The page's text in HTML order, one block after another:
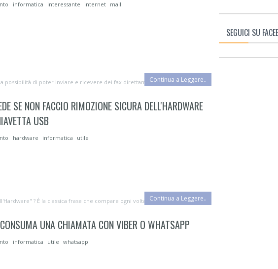
informatica interessante internet mail
possibilità di poter inviare e ricevere dei fax direttamente online , a...
Continua a Leggere..
SE NON FACCIO RIMOZIONE SICURA DELL'HARDWARE
USB
hardware informatica utile
? È la classica frase che compare ogni volta che atta...Continua a Leggere..
UNA CHIAMATA CON VIBER O WHATSAPP
informatica utile whatsapp
SEGUICI SU